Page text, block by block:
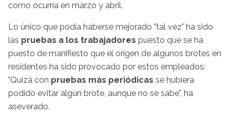
como ocurría en marzo y abril.
Lo único que podía haberse mejorado "tal vez" ha sido
las pruebas a los trabajadores puesto que se ha
puesto de manifiesto que el origen de algunos brotes en
residentes ha sido provocado por estos empleados:
"Quizá con pruebas más periódicas se hubiera
podido evitar algún brote, aunque no se sabe", ha
aseverado.